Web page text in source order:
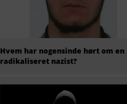
Hvem har nogensinde hørt om en
radikaliseret nazist?